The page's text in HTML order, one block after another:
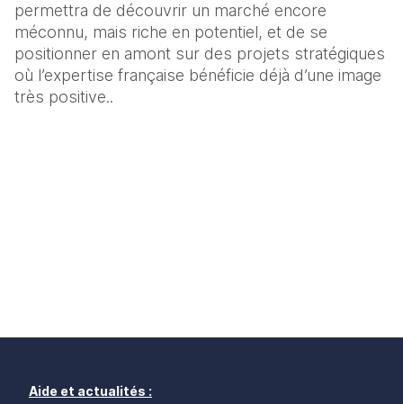
permettra de découvrir un marché encore
méconnu, mais riche en potentiel, et de se
positionner en amont sur des projets stratégiques
où l’expertise française bénéficie déjà d’une image
très positive..
Aide et actualités :